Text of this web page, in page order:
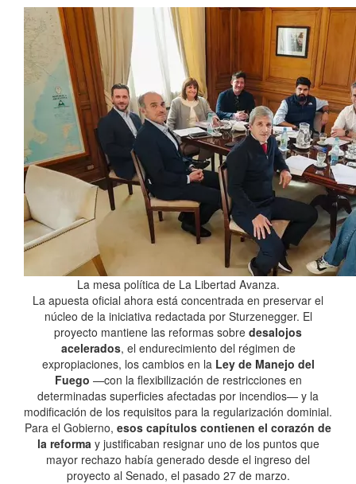
La mesa política de La Libertad Avanza.
La apuesta oficial ahora está concentrada en preservar el
núcleo de la iniciativa redactada por Sturzenegger. El
proyecto mantiene las reformas sobre desalojos
acelerados, el endurecimiento del régimen de
expropiaciones, los cambios en laLey de Manejo del
Fuego —con la flexibilización de restricciones en
determinadas superficies afectadas por incendios— y la
modificación de los requisitos para la regularización dominial.
Para el Gobierno, esos capítulos contienen el corazón de
la reforma y justificaban resignar uno de los puntos que
mayor rechazo había generado desde el ingreso del
proyecto al Senado, el pasado 27 de marzo.